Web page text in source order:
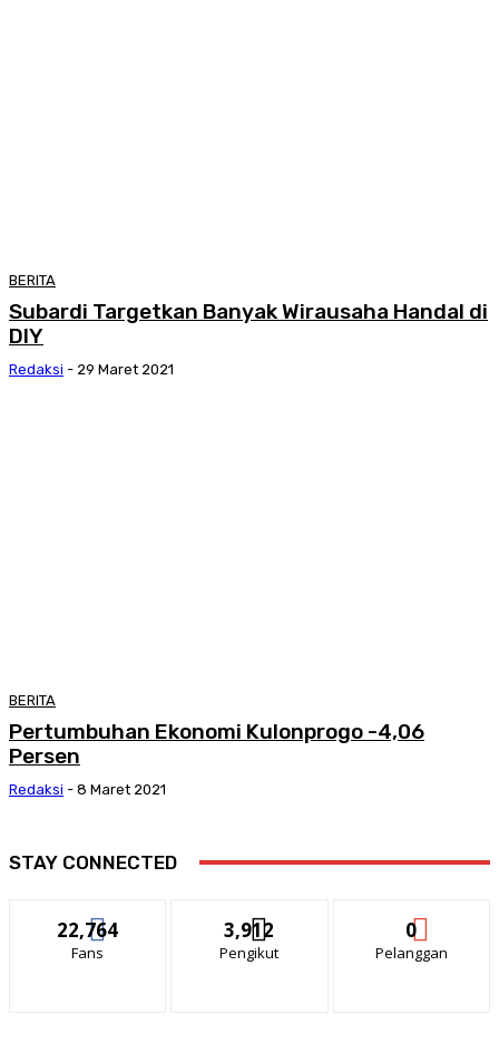
BERITA
Subardi Targetkan Banyak Wirausaha Handal di
DIY
Redaksi - 29 Maret 2021
BERITA
Pertumbuhan Ekonomi Kulonprogo -4,06
Persen
Redaksi - 8 Maret 2021
STAY CONNECTED
22,764
Fans
3,912
Pengikut
0
Pelanggan